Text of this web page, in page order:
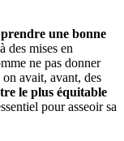
prendre une bonne
des mises en
ne pas donner
avait, avant, des
le plus équitable
pour asseoir sa